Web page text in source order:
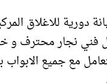
دورية للاغلاق
فني نجار محترف و
مع جميع الابواب